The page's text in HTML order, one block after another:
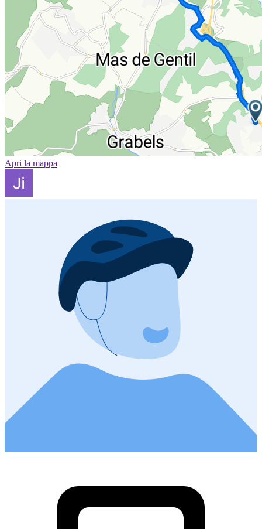
Apri la mappa